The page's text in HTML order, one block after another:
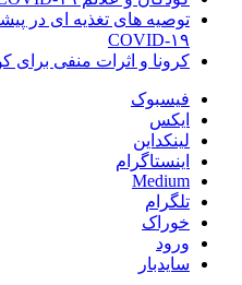
توصیه های تغذیه ای در
COVID-۱۹
کرونا و اثرات منفی برای
فیسبوک
ایکس
لینکداین
اینستاگرام
Medium
تلگرام
خوراک
ورود
سایدبار